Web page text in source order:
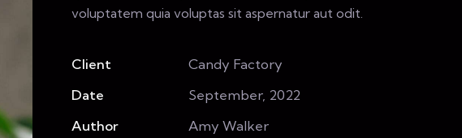
voluptatem quia voluptas sit aspernatur aut odit.
Client
Candy Factory
Date
September, 2022
Author
Amy Walker